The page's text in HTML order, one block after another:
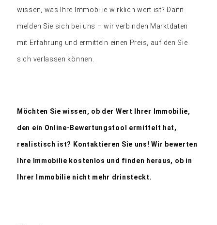
wissen, was Ihre Immobilie wirklich wert ist? Dann
melden Sie sich bei uns – wir verbinden Marktdaten
mit Erfahrung und ermitteln einen Preis, auf den Sie
sich verlassen können.
Möchten Sie wissen, ob der Wert Ihrer Immobilie,
den ein Online-Bewertungstool ermittelt hat,
realistisch ist? Kontaktieren Sie uns! Wir bewerten
Ihre Immobilie kostenlos und finden heraus, ob in
Ihrer Immobilie nicht mehr drinsteckt.